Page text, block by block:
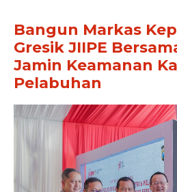
Bangun Markas
Gresik JIIPE
Jamin Keamanan
Pelabuhan